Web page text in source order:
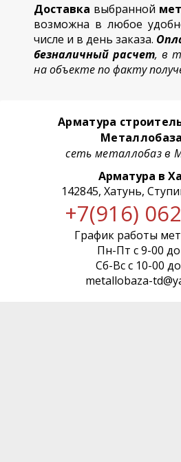
Доставка выбранной
возможна в любое
числе и в день заказа.
безналичный расчет, в
на объекте по факту
Арматура
сеть металлобаз в
Арматура в
142845, Хатунь,
+7(916)
График работы
Пн-Пт с 9-00
Сб-Вс с 10-00
metallobaza-